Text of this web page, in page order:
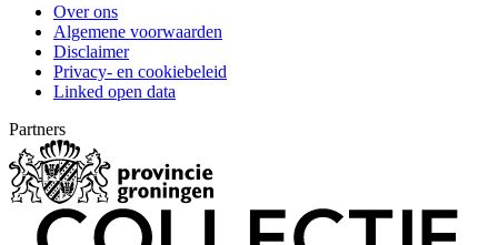
Over ons
Algemene voorwaarden
Disclaimer
Privacy- en cookiebeleid
Linked open data
Partners